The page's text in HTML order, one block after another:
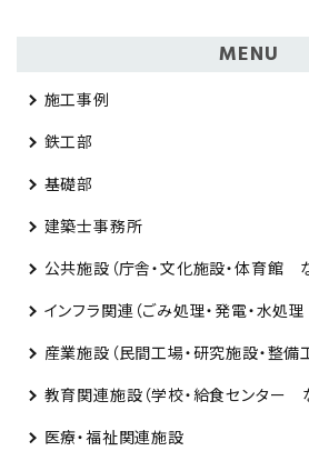
MENU
施工事例
鉄工部
基礎部
建築士事務所
公共施設（庁舎・文化施設・体育館
インフラ関連（ごみ処理・発電・水処
産業施設（民間工場・研究施設・整備
教育関連施設（学校・給食センター
医療・福祉関連施設